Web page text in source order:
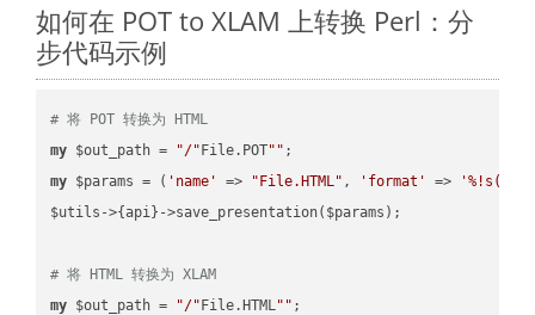
如何在 POT to XLAM 上转换 Perl：分
步代码示例
# 将 POT 转换为 HTML
my $out_path = "/" File.POT""
my $params = ( 'name' => "File.HTML" , 'format' =>
$utils->{api}->save_presentation($params);
# 将 HTML 转换为 XLAM
my $out_path = "/" File.HTML""